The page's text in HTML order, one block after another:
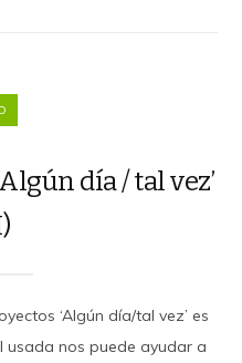
día / tal vez’
‘Algún día/tal vez’ es
usada nos puede ayudar a